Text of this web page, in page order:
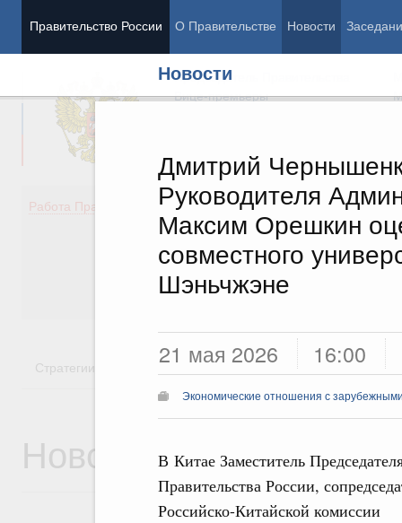
Правительство России О Правительстве Новости
Новости
Дмитрий
Руководителя
Максим Орешкин
совместного
Шэньчжэне
21 мая 2026 16:00
Экономические отношения с
В Китае Заместитель
Правительства России,
Российско-Китайской комиссии
Председатель Правительства
Вице-премьеры
Работа Правительства
Демография
Здоровье
Образование
Культура
Общество
Государство
Стратегии Государственные программы
Новости